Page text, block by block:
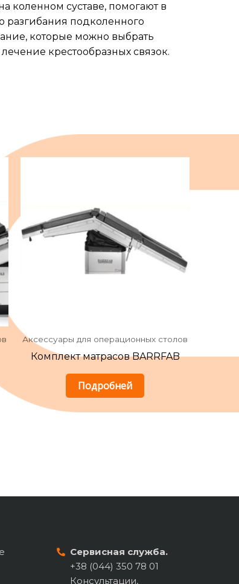
коленном суставе, помогают в
подколенного
которые можно выбрать
крестообразных связок.
Аксессуары для операционных столов
Комплект матрасов BARRFAB
Подробней
Сервисная служба.
+38 (044) 350 78 01
Консультации,